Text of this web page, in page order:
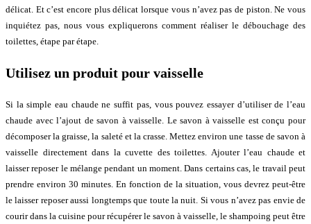
délicat. Et c’est encore plus délicat lorsque vous n’avez pas de piston. Ne vous
inquiétez pas, nous vous expliquerons comment réaliser le débouchage des
toilettes, étape par étape.
Utilisez un produit pour vaisselle
Si la simple eau chaude ne suffit pas, vous pouvez essayer d’utiliser de l’eau
chaude avec l’ajout de savon à vaisselle. Le savon à vaisselle est conçu pour
décomposer la graisse, la saleté et la crasse. Mettez environ une tasse de savon à
vaisselle directement dans la cuvette des toilettes. Ajouter l’eau chaude et
laisser reposer le mélange pendant un moment. Dans certains cas, le travail peut
prendre environ 30 minutes. En fonction de la situation, vous devrez peut-être
le laisser reposer aussi longtemps que toute la nuit. Si vous n’avez pas envie de
courir dans la cuisine pour récupérer le savon à vaisselle, le shampoing peut être